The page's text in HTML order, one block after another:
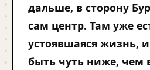
дальше, в сторону
сам центр. Там уже
устоявшаяся жизнь,
быть чуть ниже, чем